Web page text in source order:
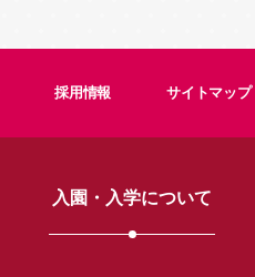
採用情報 サイトマップ
入園・入学について